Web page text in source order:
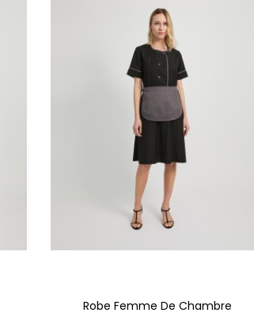
Robe Femme De Chambre